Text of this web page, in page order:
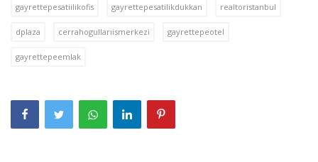
gayrettepesatiilikofis gayrettepesatilikdukkan realtoristanbul
dplaza cerrahogullarıismerkezi gayrettepeotel
gayrettepeemlak